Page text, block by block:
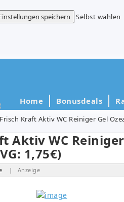
speichern
Selbst wählen
Home Bonusdeals
Kraft Aktiv WC Reiniger Gel
Aktiv WC
1,75€)
| Anzeige